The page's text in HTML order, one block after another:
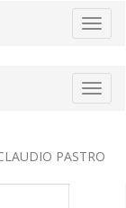
la
la
PASTRO